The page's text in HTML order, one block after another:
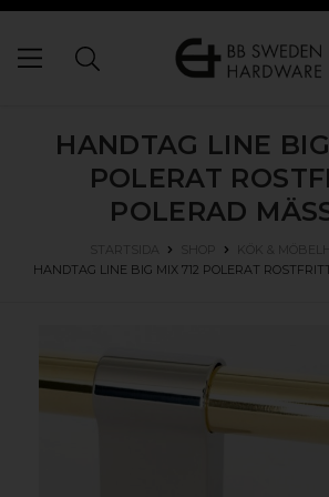
HANDTAG LINE
POLERAT
POLERAD
STARTSIDA SHOP
KÖK &
HANDTAG LINE BIG MIX 712 POLERAT